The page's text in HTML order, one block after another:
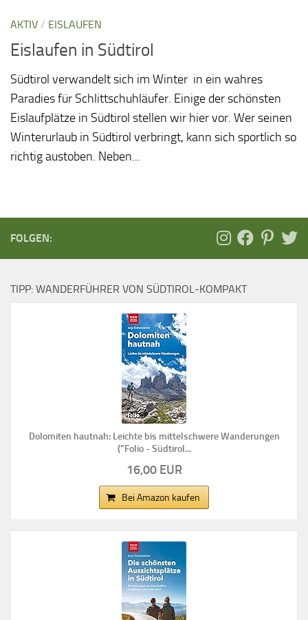
AKTIV / EISLAUFEN
Eislaufen in Südtirol
Südtirol verwandelt sich im Winter in ein wahres
Paradies für Schlittschuhläufer. Einige der schönsten
Eislaufplätze in Südtirol stellen wir hier vor. Wer seinen
Winterurlaub in Südtirol verbringt, kann sich sportlich so
richtig austoben. Neben...
FOLGEN:
TIPP: WANDERFÜHRER VON SÜDTIROL-KOMPAKT
Dolomiten hautnah: Leichte bis mittelschwere Wanderungen
("Folio - Südtirol...
16,00 EUR
Bei Amazon kaufen